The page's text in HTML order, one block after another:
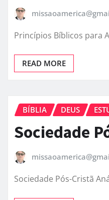
Princípios Bíblicos para
READ MORE
BÍBLIA DEUS
Sociedade
Sociedade Pós-Cristã